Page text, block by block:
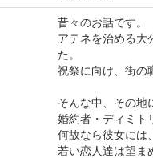
昔々のお話です。
アテネを治める大
た。
祝祭に向け、街の
そんな中、その地
婚約者・ディミト
何故なら彼女には
若い恋人達は望ま